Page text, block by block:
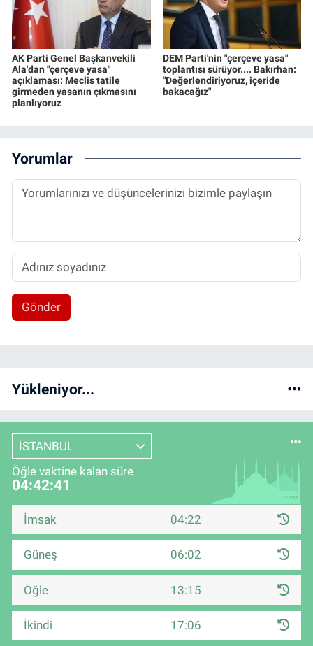
AK Parti Genel Başkanvekili
Ala'dan "çerçeve yasa"
açıklaması: Meclis tatile
girmeden yasanın çıkmasını
planlıyoruz
DEM Parti'nin "çerçeve yasa"
toplantısı sürüyor.... Bakırhan:
"Değerlendiriyoruz, içeride
bakacağız"
Yorumlar
Gönder
Yükleniyor...
İSTANBUL
Öğle vaktine kalan süre
04:42:40
İmsak 04:22
Güneş 06:02
Öğle 13:15
İkindi 17:06